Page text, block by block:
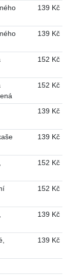
139 Kč
139 Kč
152 Kč
152 Kč
139 Kč
139 Kč
152 Kč
152 Kč
139 Kč
139 Kč